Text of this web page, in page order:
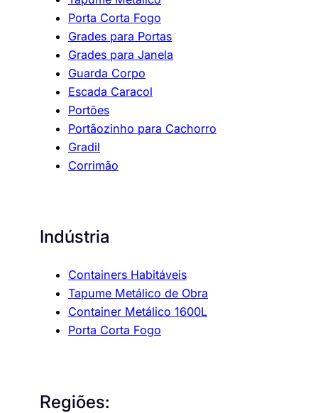
Porta Corta Fogo
Grades para Portas
Grades para Janela
Guarda Corpo
Escada Caracol
Portões
Portãozinho para Cachorro
Gradil
Corrimão
Indústria
Containers Habitáveis
Tapume Metálico de Obra
Container Metálico 1600L
Porta Corta Fogo
Regiões: